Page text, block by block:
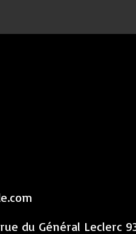
du Général Leclerc